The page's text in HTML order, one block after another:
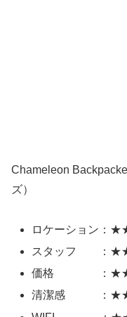
Chameleon
ズ）
ロケーション
スタッフ ：
価格 ：
清潔感 ：